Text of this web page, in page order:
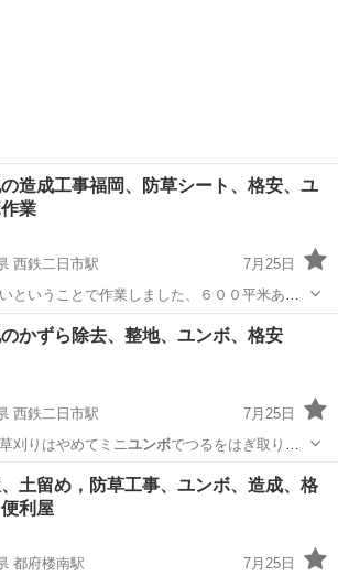
造成工事福岡、防草シート、格安、ユ
業
西鉄二日市駅
7月25日
ということで作業しました、６００平米あり
が多く生えていました、斜面の草をはぎまし
れがあるので追加工事で防草シートを張りま
お悩みの方は、ご...
西鉄二日市駅 便利屋 造成工事
かずら除去、整地、ユンボ、格安
西鉄二日市駅
7月25日
刈りはやめてミニ ユンボでつるをはぎ取り集
… 二日市駅 便利屋
土留め，防草工事、ユンボ、造成、格
利屋
都府楼南駅
7月25日